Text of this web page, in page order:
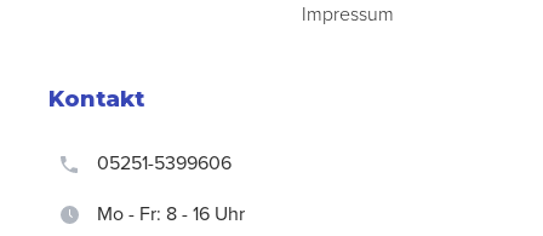
Impressum
Kontakt
05251-5399606
Mo - Fr: 8 - 16 Uhr